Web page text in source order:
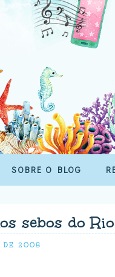
SOBRE O BLOG
sebos do
DE 2008